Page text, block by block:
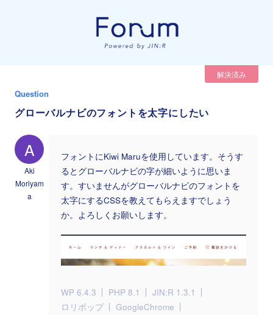
解決済み
Question
グローバルナビのフォントを太字にしたい
A
Aki
Moriyam
a
フォントにKiwi Maruを使用しています。そうす
るとグローバルナビの字が細いように思いま
す。すいませんがグローバルナビのフォントを
太字にするCSSを教えてもらえますでしょう
か。よろしくお願いします。
WP 6.4.3 PHP 8.1
JIN:R 1.3.1
ロリポップ
GoogleChrome